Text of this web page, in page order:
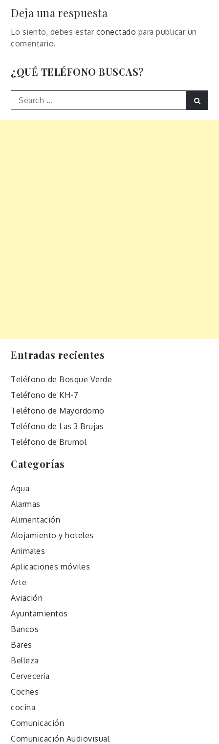
entradas
Deja una respuesta
Lo siento, debes estar conectado para publicar un
comentario.
¿QUÉ TELÉFONO BUSCAS?
Search
for:
Entradas recientes
Teléfono de Bosque Verde
Teléfono de KH-7
Teléfono de Mayordomo
Teléfono de Las 3 Brujas
Teléfono de Brumol
Categorías
Agua
Alarmas
Alimentación
Alojamiento y hoteles
Animales
Aplicaciones móviles
Arte
Aviación
Ayuntamientos
Bancos
Bares
Belleza
Cervecería
Coches
cocina
Comunicación
Comunicación Audiovisual